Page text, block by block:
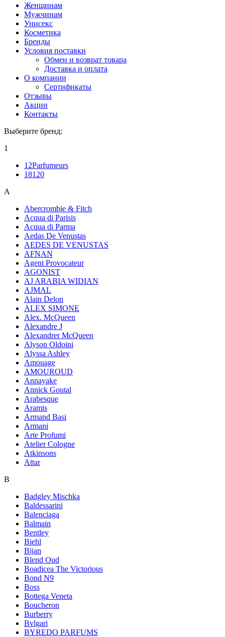
Женщинам
Мужчинам
Унисекс
Косметика
Бренды
Условия поставки
Обмен и возврат товара
Доставка и оплата
О компании
Сертификаты
Отзывы
Акции
Контакты
Выберите бренд:
1
12Parfumeurs
18120
A
Abercrombie & Fitch
Acqua di Parisis
Acqua di Parma
Aedas De Venustas
AEDES DE VENUSTAS
AFNAN
Agent Provocateur
AGONIST
AJ ARABIA WIDIAN
AJMAL
Alain Delon
ALEX SIMONE
Alex. McQueen
Alexandre J
Alexandrer McQueen
Alyson Oldoini
Alyssa Ashley
Amouage
AMOUROUD
Annayake
Annick Goutal
Arabesque
Aramis
Armand Basi
Armani
Arte Profumi
Atelier Cologne
Atkinsons
Attar
B
Badgley Mischka
Baldessarini
Balenciaga
Balmain
Bentley
Biehl
Bijan
Blend Oud
Boadicea The Victorious
Bond N9
Boss
Bottega Veneta
Boucheron
Burberry
Bvlgari
BYREDO PARFUMS